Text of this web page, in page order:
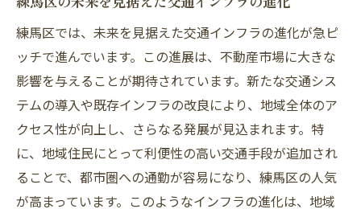
練馬区では、未来を見据えた交通インフラの進化が急ピ
ッチで進んでいます。この進展は、不動産市場に大きな
影響を与えることが期待されています。新たな交通シス
テムの導入や既存インフラの改良により、地域全体のア
クセス性が向上し、さらなる発展が見込まれます。特
に、地域住民にとって利便性の高い交通手段が追加され
ることで、都市圏への通勤が容易になり、練馬区の人気
が高まっています。このようなインフラの進化は、地域